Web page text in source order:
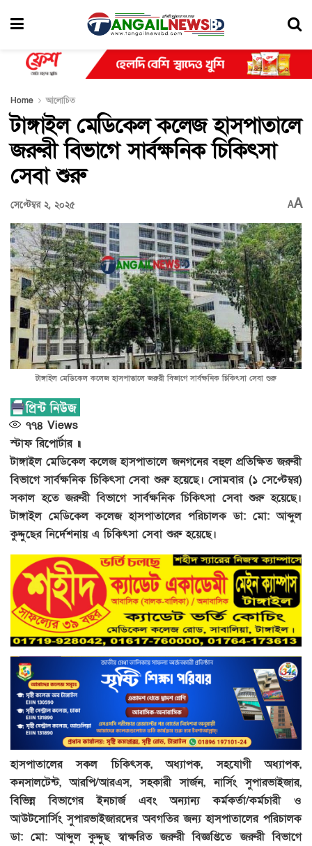
Home আলোচিত
টাঙ্গাইল মেডিকেল কলেজ হাসপাতালে
জরুরী বিভাগে সার্বক্ষনিক চিকিৎসা
সেবা শুরু
সেপ্টেম্বর ২, ২০২৫ AA
টাঙ্গাইল মেডিকেল কলেজ হাসপাতালে জরুরী বিভাগে সার্বক্ষনিক চিকিৎসা সেবা শুরু
৭৭৪ Views
স্টাফ রিপোর্টার ॥
টাঙ্গাইল মেডিকেল কলেজ হাসপাতালে জনগনের বহুল প্রতিক্ষিত জরুরী
বিভাগে সার্বক্ষনিক চিকিৎসা সেবা শুরু হয়েছে। সোমবার (১ সেপ্টেম্বর)
সকাল হতে জরুরী বিভাগে সার্বক্ষনিক চিকিৎসা সেবা শুরু হয়েছে।
টাঙ্গাইল মেডিকেল কলেজ হাসপাতালের পরিচালক ডা: মো: আব্দুল
কুদ্দুছের নির্দেশনায় এ চিকিৎসা সেবা শুরু হয়েছে।
হাসপাতালের সকল চিকিৎসক, অধ্যাপক, সহযোগী অধ্যাপক,
কনসালটেন্ট, আরপি/আরএস, সহকারী সার্জন, নার্সিং সুপারভাইজার,
বিভিন্ন বিভাগের ইনচার্জ এবং অন্যান্য কর্মকর্তা/কর্মচারী ও
আউটসোর্সিং সুপারভাইজারদের অবগতির জন্য হাসপাতালের পরিচালক
ডা: মো: আব্দুল কুদ্দুছ স্বাক্ষরিত জরুরী বিজ্ঞপ্তিতে জরুরী বিভাগে